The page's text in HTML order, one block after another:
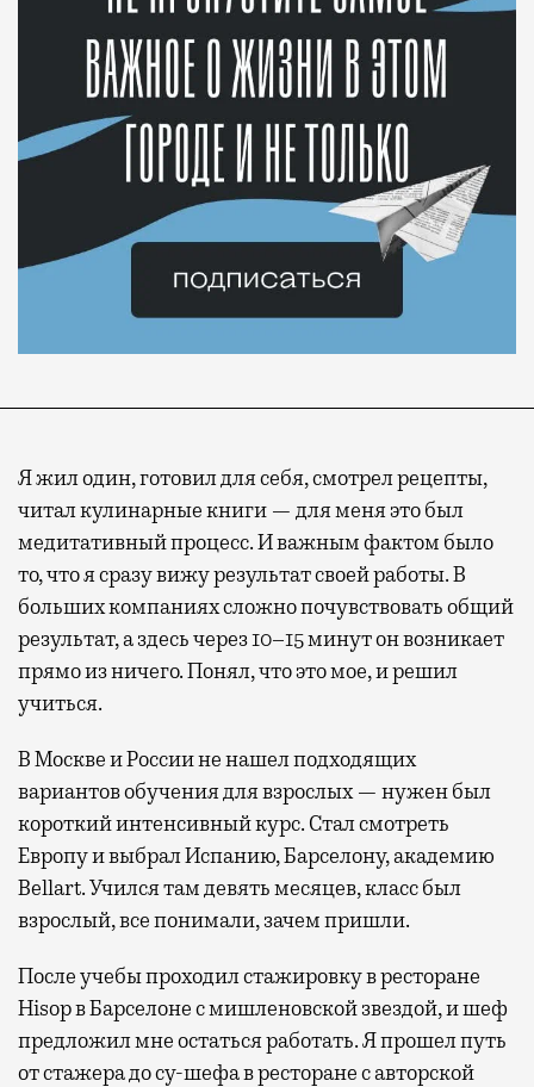
Я жил один, готовил для себя, смотрел рецепты,
читал кулинарные книги — для меня это был
медитативный процесс. И важным фактом было
то, что я сразу вижу результат своей работы. В
больших компаниях сложно почувствовать общий
результат, а здесь через 10–15 минут он возникает
прямо из ничего. Понял, что это мое, и решил
учиться.
В Москве и России не нашел подходящих
вариантов обучения для взрослых — нужен был
короткий интенсивный курс. Стал смотреть
Европу и выбрал Испанию, Барселону, академию
Bellart. Учился там девять месяцев, класс был
взрослый, все понимали, зачем пришли.
После учебы проходил стажировку в ресторане
Hisop в Барселоне с мишленовской звездой, и шеф
предложил мне остаться работать. Я прошел путь
от стажера до су-шефа в ресторане с авторской